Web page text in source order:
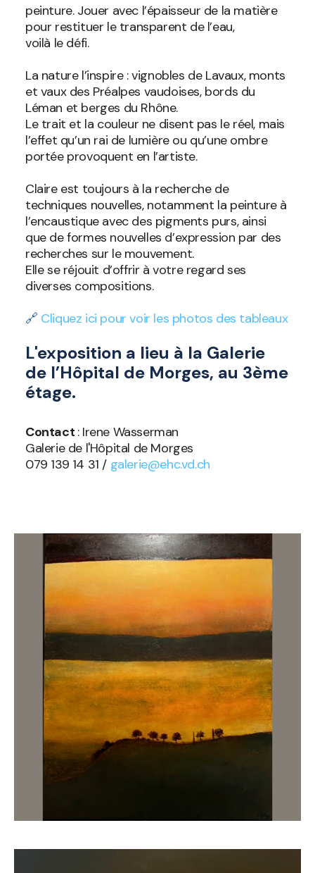
peinture. Jouer avec l’épaisseur de la matière
pour restituer le transparent de l’eau,
voilà le défi.
La nature l’inspire : vignobles de Lavaux, monts
et vaux des Préalpes vaudoises, bords du
Léman et berges du Rhône.
Le trait et la couleur ne disent pas le réel, mais
l’effet qu’un rai de lumière ou qu’une ombre
portée provoquent en l’artiste.
Claire est toujours à la recherche de
techniques nouvelles, notamment la peinture à
l’encaustique avec des pigments purs, ainsi
que de formes nouvelles d’expression par des
recherches sur le mouvement.
Elle se réjouit d’offrir à votre regard ses
diverses compositions.
🔗 Cliquez ici pour voir les photos des tableaux
L'exposition a lieu à la Galerie
de l’Hôpital de Morges, au 3ème
étage.
Contact : Irene Wasserman
Galerie de l'Hôpital de Morges
079 139 14 31 / galerie@ehc.vd.ch